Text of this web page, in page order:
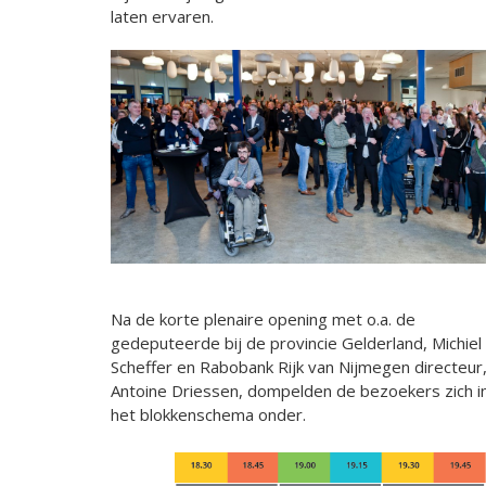
laten ervaren.
Na de korte plenaire opening met o.a. de
gedeputeerde bij de provincie Gelderland, Michiel
Scheffer en Rabobank Rijk van Nijmegen directeur,
Antoine Driessen, dompelden de bezoekers zich
het blokkenschema onder.